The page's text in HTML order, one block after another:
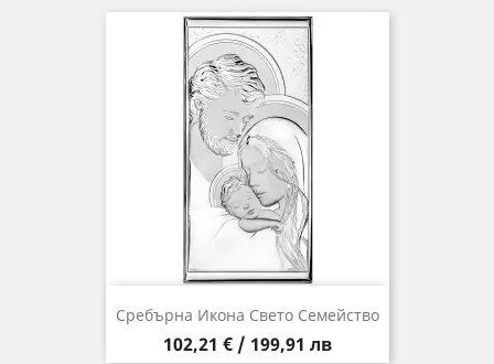
Сребърна Икона Свето Семейство
Цена
102,21 € / 199,91 лв